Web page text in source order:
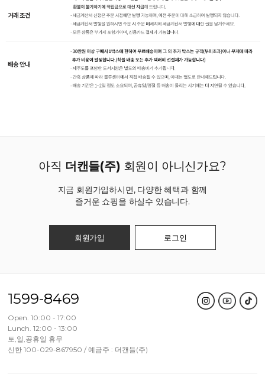
아직 더캔들(주) 회원이 아니신가요?
지금 회원가입하시면, 다양한 혜택과 함께
즐거운 쇼핑을 하실수 있습니다.
회원가입 로그인
1599-8469
Open. 10:00 - 17:00
Lunch. 12:00 - 13:00
토,일,공휴일 휴무
신한 100-029-867950 / 예금주 : 더캔들(주)